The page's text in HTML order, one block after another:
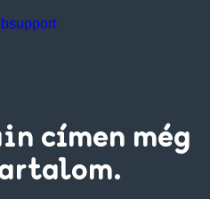
címen még